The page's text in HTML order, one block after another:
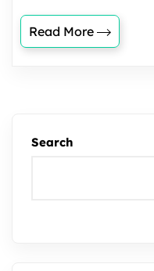
Read More
Search